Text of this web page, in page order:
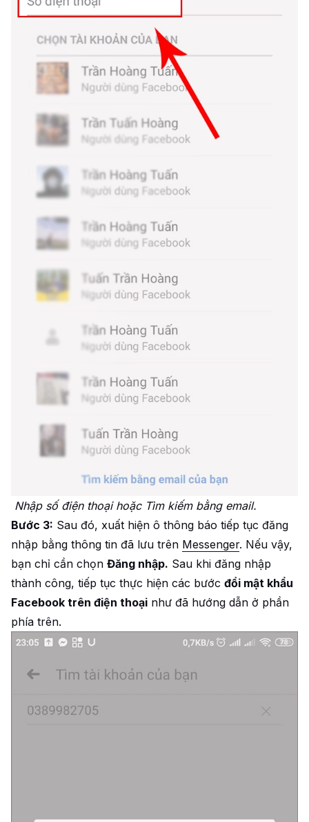
Nhập số điện thoại hoặc Tìm kiếm bằng email.
Bước 3: Sau đó, xuất hiện ô thông báo tiếp tục đăng
nhập bằng thông tin đã lưu trên Messenger. Nếu vậy,
bạn chỉ cần chọn Đăng nhập. Sau khi đăng nhập
thành công, tiếp tục thực hiện các bước đổi mật khẩu
Facebook trên điện thoại như đã hướng dẫn ở phần
phía trên.